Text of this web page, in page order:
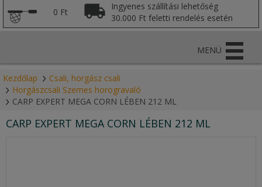
0 Ft
Ingyenes szállítási lehetőség
30.000 Ft feletti rendelés esetén
MENÜ
Kezdőlap
Csali, horgász csali
Horgászcsali Szemes horogravaló
CARP EXPERT MEGA CORN LÉBEN 212 ML
CARP EXPERT MEGA CORN LÉBEN 212 ML